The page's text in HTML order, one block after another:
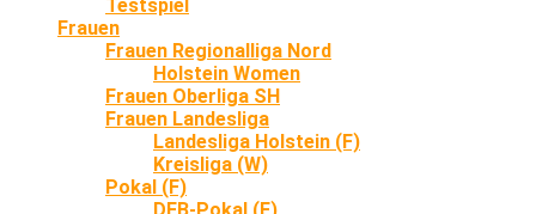
Testspiel
Frauen
Frauen Regionalliga Nord
Holstein Women
Frauen Oberliga SH
Frauen Landesliga
Landesliga Holstein (F)
Kreisliga (W)
Pokal (F)
DFB-Pokal (F)